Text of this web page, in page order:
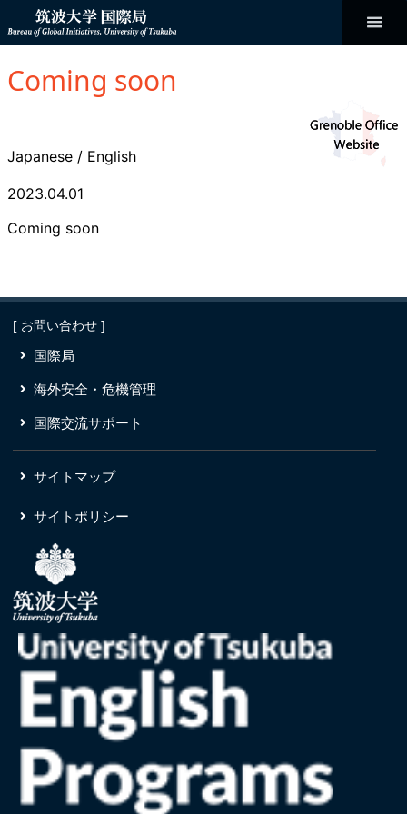
テ
ン
ス
キ
Bureau of
Global
Coming soon
Japanese / English
2023.04.01
Coming soon
[ お問い合わせ ]
国際局
海外安全・危機管理
国際交流サポート
サイトマップ
サイトポリシー